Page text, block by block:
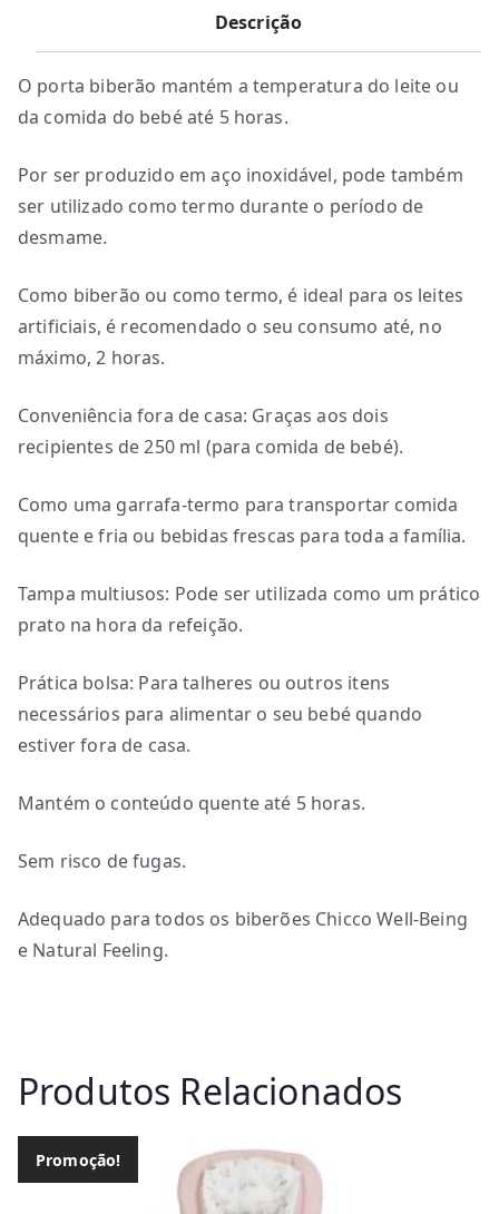
Descrição
O porta biberão mantém a temperatura do leite ou
da comida do bebé até 5 horas.
Por ser produzido em aço inoxidável, pode também
ser utilizado como termo durante o período de
desmame.
Como biberão ou como termo, é ideal para os leites
artificiais, é recomendado o seu consumo até, no
máximo, 2 horas.
Conveniência fora de casa: Graças aos dois
recipientes de 250 ml (para comida de bebé).
Como uma garrafa-termo para transportar comida
quente e fria ou bebidas frescas para toda a família.
Tampa multiusos: Pode ser utilizada como um prático
prato na hora da refeição.
Prática bolsa: Para talheres ou outros itens
necessários para alimentar o seu bebé quando
estiver fora de casa.
Mantém o conteúdo quente até 5 horas.
Sem risco de fugas.
Adequado para todos os biberões Chicco Well-Being
e Natural Feeling.
Produtos Relacionados
Promoção!